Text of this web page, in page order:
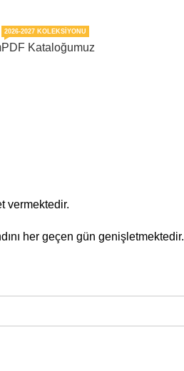
PDF Kataloğumuz
2026-2027 KOLEKSIYONU
vermektedir.
her geçen gün genişletmektedir.